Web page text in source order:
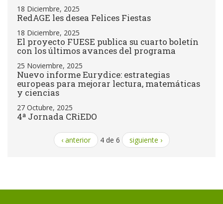
18 Diciembre, 2025
RedAGE les desea Felices Fiestas
18 Diciembre, 2025
El proyecto FUESE publica su cuarto boletín
con los últimos avances del programa
25 Noviembre, 2025
Nuevo informe Eurydice: estrategias
europeas para mejorar lectura, matemáticas
y ciencias
27 Octubre, 2025
4ª Jornada CRiEDO
‹ anterior 4 de 6 siguiente ›